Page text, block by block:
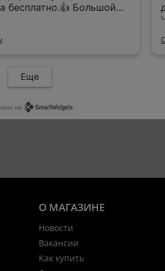
бесплатно.👍 Большой
любой цвет и кошелёк.
Еще
на
О МАГАЗИНЕ
Новости
Вакансии
Как купить